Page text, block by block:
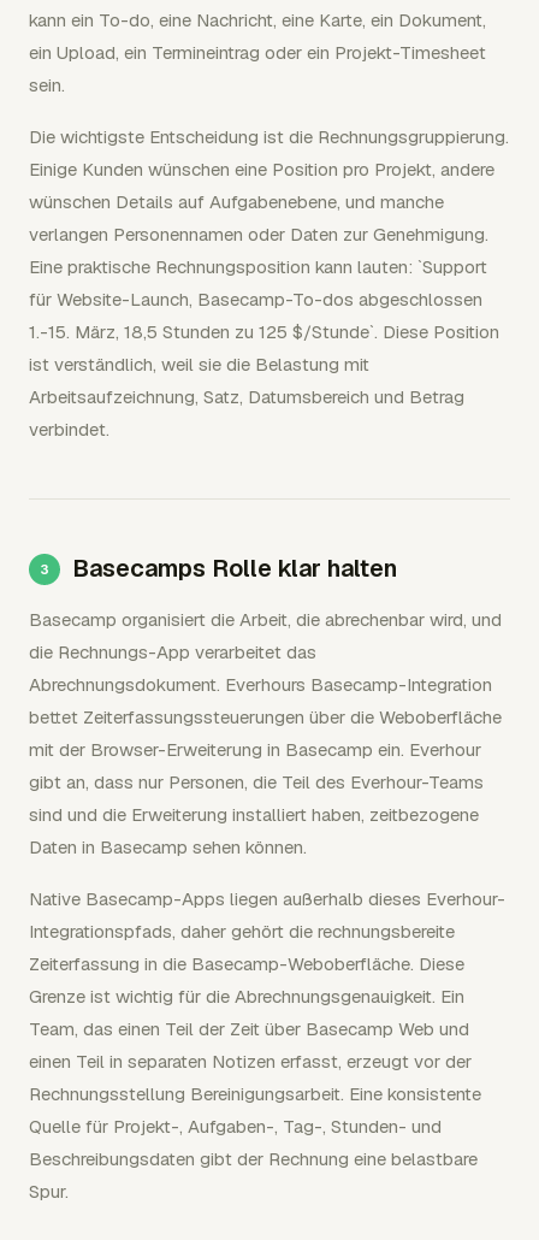
kann ein To-do, eine Nachricht, eine Karte, ein Dokument,
ein Upload, ein Termineintrag oder ein Projekt-Timesheet
sein.
Die wichtigste Entscheidung ist die Rechnungsgruppierung.
Einige Kunden wünschen eine Position pro Projekt, andere
wünschen Details auf Aufgabenebene, und manche
verlangen Personennamen oder Daten zur Genehmigung.
Eine praktische Rechnungsposition kann lauten: `Support
für Website-Launch, Basecamp-To-dos abgeschlossen
1.-15. März, 18,5 Stunden zu 125 $/Stunde`. Diese Position
ist verständlich, weil sie die Belastung mit
Arbeitsaufzeichnung, Satz, Datumsbereich und Betrag
verbindet.
Basecamps Rolle klar halten
Basecamp organisiert die Arbeit, die abrechenbar wird, und
die Rechnungs-App verarbeitet das
Abrechnungsdokument. Everhours Basecamp-Integration
bettet Zeiterfassungssteuerungen über die Weboberfläche
mit der Browser-Erweiterung in Basecamp ein. Everhour
gibt an, dass nur Personen, die Teil des Everhour-Teams
sind und die Erweiterung installiert haben, zeitbezogene
Daten in Basecamp sehen können.
Native Basecamp-Apps liegen außerhalb dieses Everhour-
Integrationspfads, daher gehört die rechnungsbereite
Zeiterfassung in die Basecamp-Weboberfläche. Diese
Grenze ist wichtig für die Abrechnungsgenauigkeit. Ein
Team, das einen Teil der Zeit über Basecamp Web und
einen Teil in separaten Notizen erfasst, erzeugt vor der
Rechnungsstellung Bereinigungsarbeit. Eine konsistente
Quelle für Projekt-, Aufgaben-, Tag-, Stunden- und
Beschreibungsdaten gibt der Rechnung eine belastbare
Spur.